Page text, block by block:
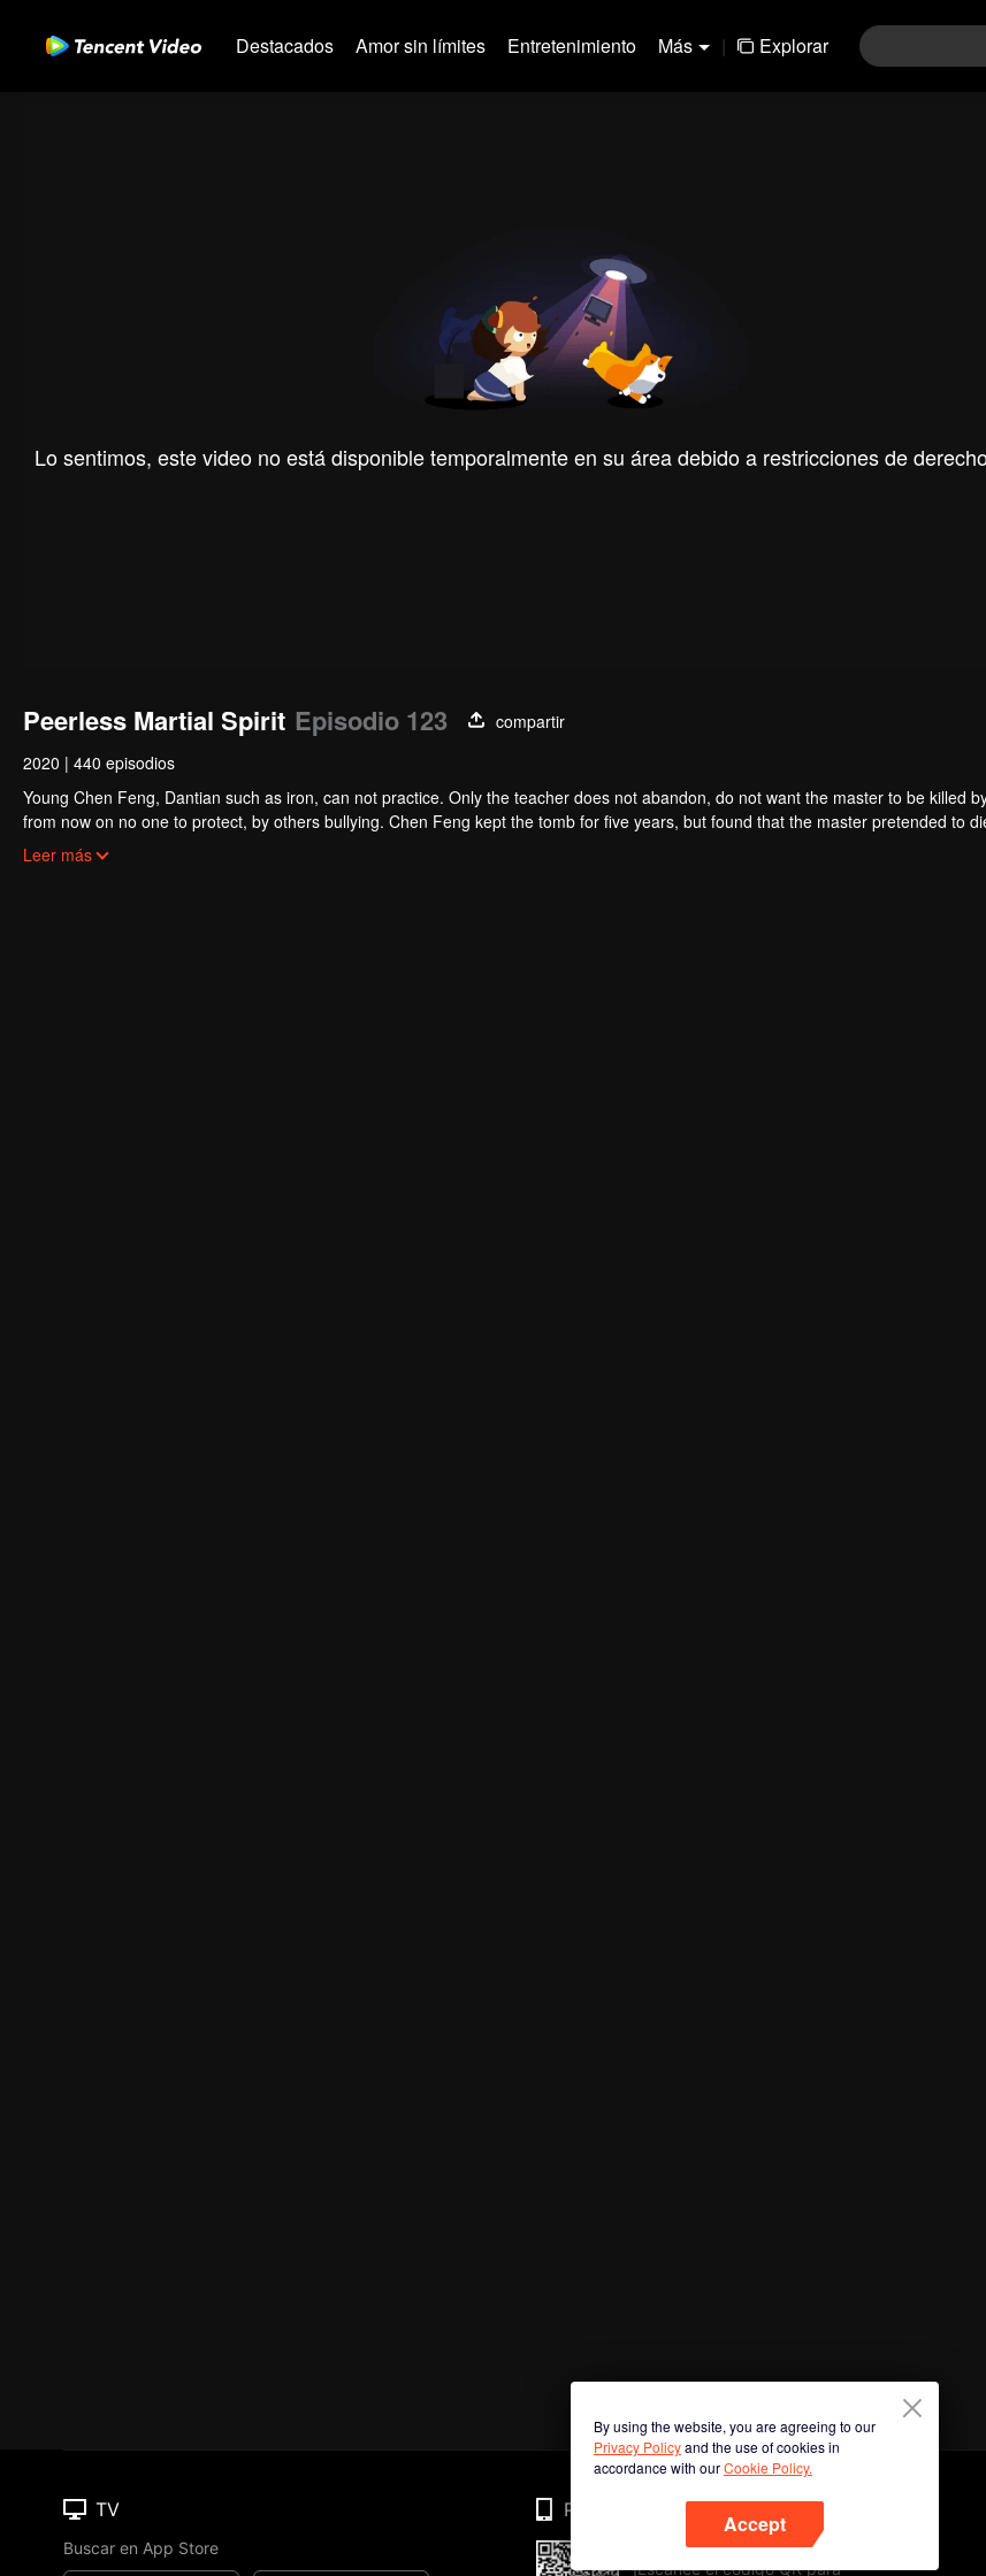
Destacados Amor sin límites Entretenimiento Más | Explorar
Lo sentimos, este video no está disponible temporalmente en su área debido a restricciones de
Peerless Martial Spirit Episodio 123
compartir
2020 | 440 episodios
Young Chen Feng, Dantian such as iron, can not practice. Only the teacher does not abandon, do not want the master to be killed
from now on no one to protect, by others bullying. Chen Feng kept the tomb for five years, but found that the master pretended to
the master left the supreme dragon blood, mysterious ancient tripod. From then on, Chen Feng rose up against the sky, set foot on
Leer más
By using the website, you are agreeing to our
Privacy Policyand the use of cookies in
accordance with ourCookie Policy.
Accept
TV
Buscar en App Store
Phone
¡Escanee el código QR para